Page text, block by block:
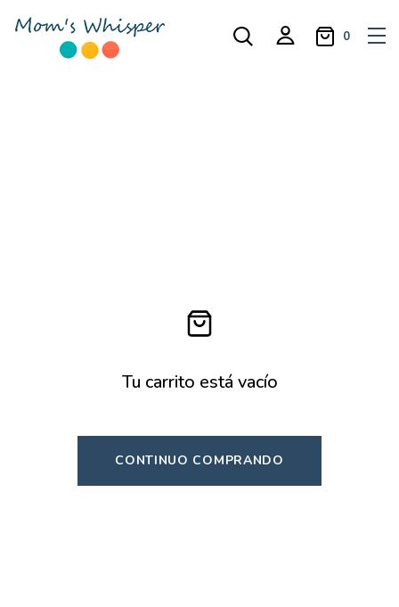
0
Tu carrito está vacío
CONTINUO COMPRANDO